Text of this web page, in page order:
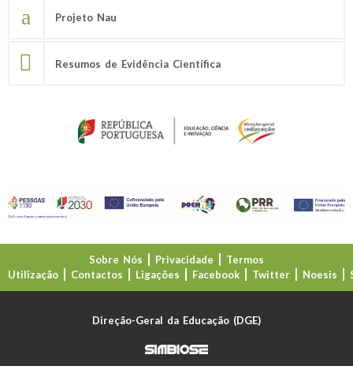
Projeto Nau
Resumos de Evidência Científica
Sobre Nós Privacidade
Termos
Utilização
Contactos Ligações Facebook Twitter Noesis
Direção-Geral da Educação (DGE)